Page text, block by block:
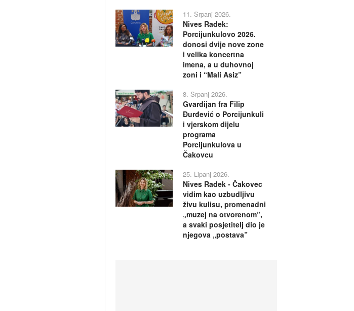
11. Srpanj 2026.
Nives Radek:
Porcijunkulovo 2026.
donosi dvije nove zone
i velika koncertna
imena, a u duhovnoj
zoni i “Mali Asiz”
8. Srpanj 2026.
Gvardijan fra Filip
Đurđević o Porcijunkuli
i vjerskom dijelu
programa
Porcijunkulova u
Čakovcu
25. Lipanj 2026.
Nives Radek - Čakovec
vidim kao uzbudljivu
živu kulisu, promenadni
„muzej na otvorenom”,
a svaki posjetitelj dio je
njegova „postava”